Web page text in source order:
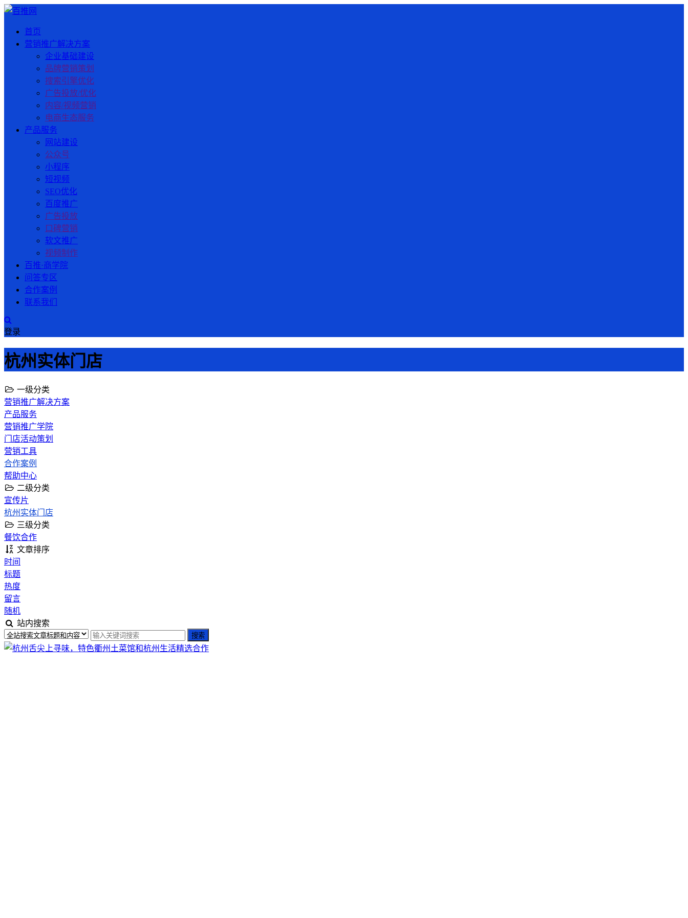
首页
营销推广解决方案
企业基础建设
品牌营销策划
搜索引擎优化
广告投放/优化
内容/视频营销
电商生态服务
产品服务
网站建设
公众号
小程序
短视频
SEO优化
百度推广
广告投放
口碑营销
软文推广
视频制作
百推·商学院
问答专区
合作案例
联系我们
登录
杭州实体门店
一级分类
营销推广解决方案
产品服务
营销推广学院
门店活动策划
营销工具
合作案例
帮助中心
二级分类
宣传片
杭州实体门店
三级分类
餐饮合作
文章排序
时间
标题
热度
留言
随机
站内搜索